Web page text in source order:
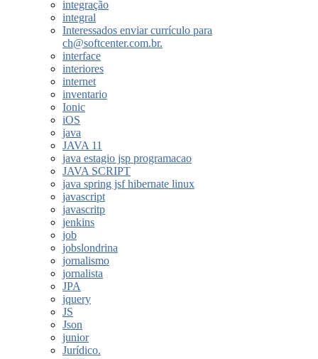
integração
integral
Interessados enviar currículo para
ch@softcenter.com.br.
interface
interiores
internet
inventario
Ionic
iOS
java
JAVA 11
java estagio jsp programacao
JAVA SCRIPT
java spring jsf hibernate linux
javascript
javascritp
jenkins
job
jobslondrina
jornalismo
jornalista
JPA
jquery
JS
Json
junior
Jurídico.